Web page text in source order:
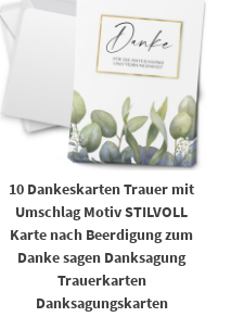
10 Dankeskarten Trauer mit
Umschlag Motiv STILVOLL
Karte nach Beerdigung zum
Danke sagen Danksagung
Trauerkarten
Danksagungskarten